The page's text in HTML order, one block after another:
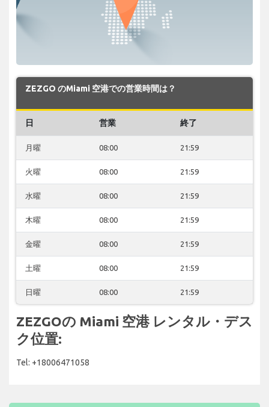
ZEZGO のMiami 空港での営業時間は？
日 営業 終了
月曜 08:00 21:59
火曜 08:00 21:59
水曜 08:00 21:59
木曜 08:00 21:59
金曜 08:00 21:59
土曜 08:00 21:59
日曜 08:00 21:59
ZEZGOの Miami 空港 レンタル・デス
ク位置:
Tel: +18006471058